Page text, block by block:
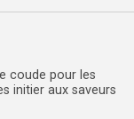
coude pour les
initier aux saveurs